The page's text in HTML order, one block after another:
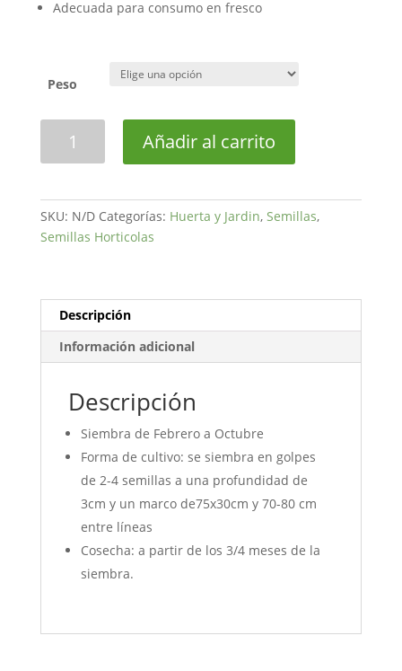
Adecuada para consumo en fresco
Peso
Aires
Roja
Añadir al carrito
SKU: N/D Categorías: Huerta y Jardin, Semillas,
Semillas Horticolas
Descripción
Información adicional
Descripción
Siembra de Febrero a Octubre
Forma de cultivo: se siembra en golpes
de 2-4 semillas a una profundidad de
3cm y un marco de75x30cm y 70-80 cm
entre líneas
Cosecha: a partir de los 3/4 meses de la
siembra.